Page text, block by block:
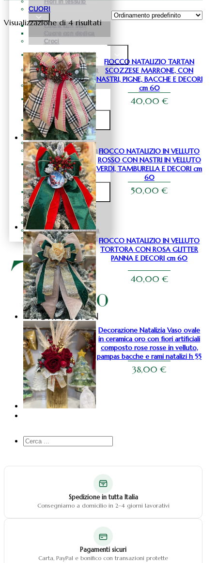
Fiori in tessuto
CUORI
Cuore con fiori
Cuore con dedica
Croci
CENTROTAVOLA
Centrotavola fiori e
pampas
Centrotavola fiori
BOX FLOREALE
FIORI
Fiori in Silicone
Fiori in Tessuto
Fiori in Vetroresina
ROSE
STABILIZZATE
NATALE
Natale Alberelli
Natale palline
Natale fiocchi
Natale centrotavola
Natale decorazioni
Cerca
Spedizione in tutta Italia
Consegniamo a domicilio in 2–4 giorni lavorativi
Pagamenti sicuri
Carta, PayPal e bonifico con transazioni protette
Visualizzazione di 4 risultati
FIOCCO NATALIZIO TARTAN
SCOZZESE MARRONE, CON
NASTRI, PIGNE, BACCHE E DECORI
cm 60
40,00 €
FIOCCO NATALIZIO IN VELLUTO
ROSSO CON NASTRI IN VELLUTO
VERDI, TAMBURELLA E DECORI cm
60
50,00 €
FIOCCO NATALIZIO IN VELLUTO
TORTORA CON ROSA GLITTER
PANNA E DECORI cm 60
40,00 €
Decorazione Natalizia Vaso ovale
in ceramica oro con fiori artificiali
composto rose rosse in velluto,
pampas bacche e rami natalizi h 55
38,00 €